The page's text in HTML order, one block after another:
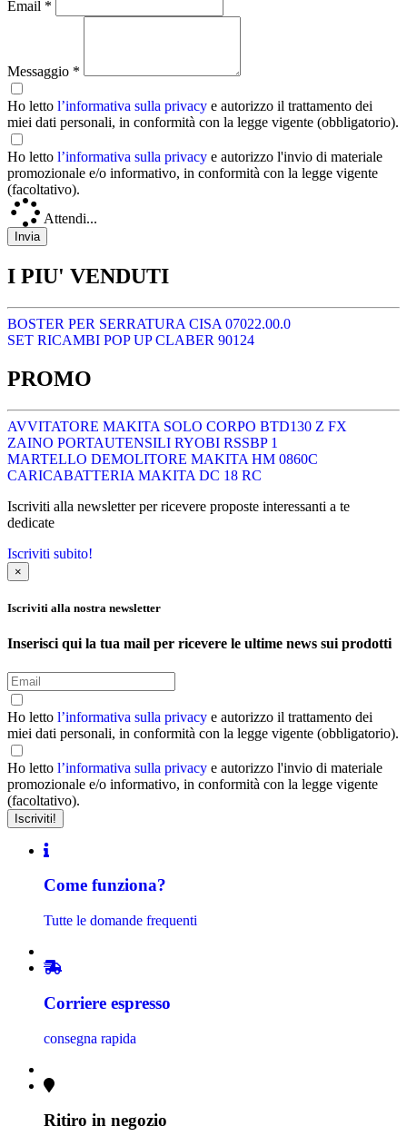
Email *
Messaggio *
Ho letto l’informativa sulla privacy e autorizzo il trattamento dei
miei dati personali, in conformità con la legge vigente (obbligatorio).
Ho letto l’informativa sulla privacy e autorizzo l'invio di materiale
promozionale e/o informativo, in conformità con la legge vigente
(facoltativo).
Attendi...
I PIU' VENDUTI
BOSTER PER SERRATURA CISA 07022.00.0
SET RICAMBI POP UP CLABER 90124
PROMO
AVVITATORE MAKITA SOLO CORPO BTD130 Z FX
ZAINO PORTAUTENSILI RYOBI RSSBP 1
MARTELLO DEMOLITORE MAKITA HM 0860C
CARICABATTERIA MAKITA DC 18 RC
Iscriviti alla newsletter per ricevere proposte interessanti a te
dedicate
Iscriviti subito!
×
Iscriviti alla nostra newsletter
Inserisci qui la tua mail per ricevere le ultime news sui prodotti
Ho letto l’informativa sulla privacy e autorizzo il trattamento dei
miei dati personali, in conformità con la legge vigente (obbligatorio).
Ho letto l’informativa sulla privacy e autorizzo l'invio di materiale
promozionale e/o informativo, in conformità con la legge vigente
(facoltativo).
Come funziona?
Tutte le domande frequenti
Corriere espresso
consegna rapida
Ritiro in negozio